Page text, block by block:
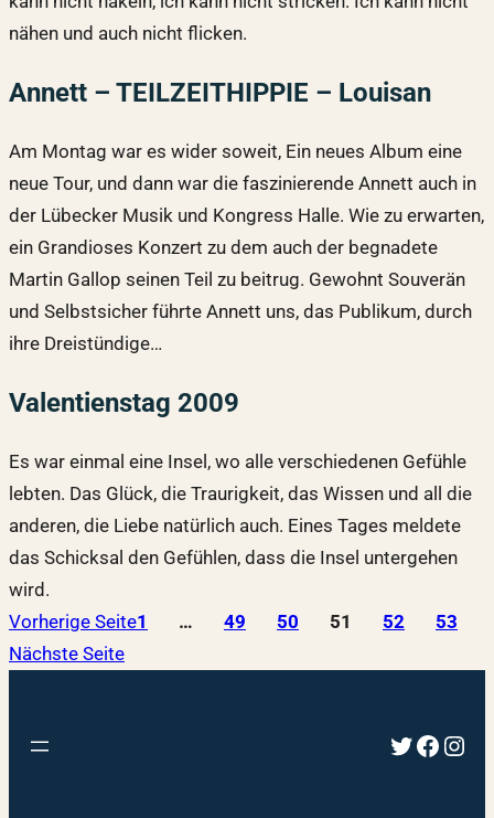
nähen und auch nicht flicken.
Annett – TEILZEITHIPPIE – Louisan
Am Montag war es wider soweit, Ein neues Album eine
neue Tour, und dann war die faszinierende Annett auch in
der Lübecker Musik und Kongress Halle. Wie zu erwarten,
ein Grandioses Konzert zu dem auch der begnadete
Martin Gallop seinen Teil zu beitrug. Gewohnt Souverän
und Selbstsicher führte Annett uns, das Publikum, durch
ihre Dreistündige…
Valentienstag 2009
Es war einmal eine Insel, wo alle verschiedenen Gefühle
lebten. Das Glück, die Traurigkeit, das Wissen und all die
anderen, die Liebe natürlich auch. Eines Tages meldete
das Schicksal den Gefühlen, dass die Insel untergehen
wird.
Vorherige Seite1 … 49 50 51 52
53
Nächste Seite
Twitter